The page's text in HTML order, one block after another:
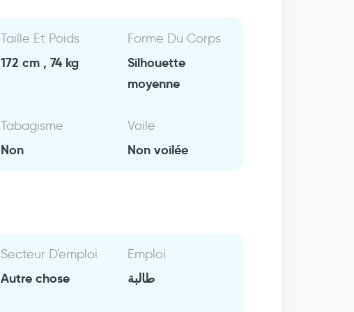
Taille Et Poids
172 cm , 74 kg
Forme Du Corps
Silhouette
moyenne
Tabagisme
Non
Voile
Non voilée
Secteur D'emploi
Autre chose
Emploi
طالبة